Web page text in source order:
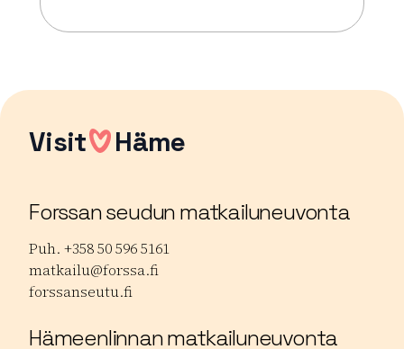
Lue lisää tapahtumasta Kesän rukoushetket
Visit Häme
Forssan seudun matkailuneuvonta
Puh. +358 50 596 5161
matkailu@forssa.fi
forssanseutu.fi
Hämeenlinnan matkailuneuvonta